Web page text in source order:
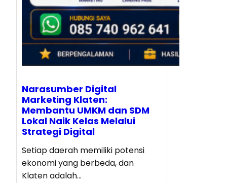
Narasumber Digital
Marketing Klaten:
Membantu UMKM dan SDM
Lokal Naik Kelas Melalui
Strategi Digital
Setiap daerah memiliki potensi
ekonomi yang berbeda, dan
Klaten adalah…